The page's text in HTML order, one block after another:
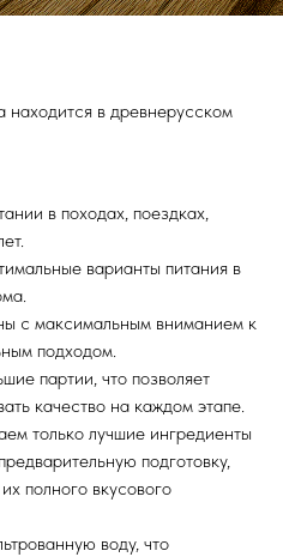
в древнерусском
в походах, поездках,
варианты питания в
с максимальным вниманием к
подходом.
партии, что позволяет
качество на каждом этапе.
только лучшие ингредиенты
подготовку,
полного вкусового
воду, что